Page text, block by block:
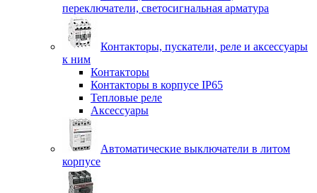
переключатели, светосигнальная арматура
Контакторы, пускатели, реле и аксессуары
к ним
Контакторы
Контакторы в корпусе IP65
Тепловые реле
Аксессуары
Автоматические выключатели в литом
корпусе